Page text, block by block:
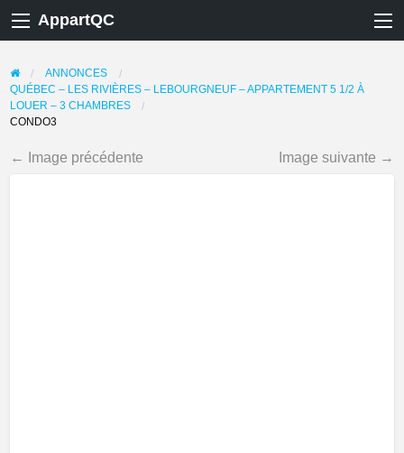
AppartQC
ANNONCES
QUÉBEC – LES RIVIÈRES – LEBOURGNEUF – APPARTEMENT 5 1/2 À
LOUER – 3 CHAMBRES
CONDO3
← Image précédente Image suivante →